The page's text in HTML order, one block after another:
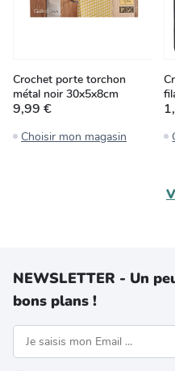
Crochet porte torchon
métal noir 30x5x8cm
9,99 €
Choisir mon magasin
NEWSLETTER - Un
bons plans !